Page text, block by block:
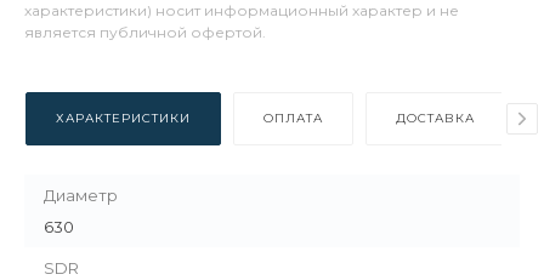
характеристики) носит информационный характер и не
является публичной офертой.
ХАРАКТЕРИСТИКИ ОПЛАТА ДОСТАВКА
Диаметр
630
SDR